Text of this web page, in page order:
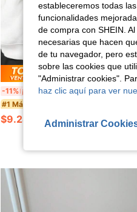
Ahorro de $1.143
-11% ¡Últimos 3 días 1 pieza Bolsa de hombro/bandolera unisex mini resistente al agua con cremallera, con orificio para auriculares, adecuada para trabajo, escuela, compras, viajes, gran regalo para familia, amigos, parejas, padres
#1 Más vendidos
$9.247 700+ vendidos
estableceremos todas
funcionalidades
de compra con SHEIN.
necesarias que hacen
de tu navegador, pero
sobre las cookies que
"Administrar cookies".
haz clic aquí para ver
Administrar